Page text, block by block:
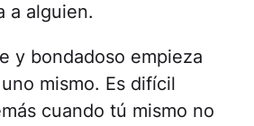
a alguien.
y bondadoso empieza
mismo. Es difícil
cuando tú mismo no